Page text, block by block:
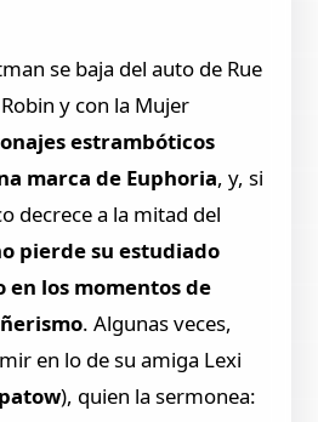
se baja del auto de Rue
y con la Mujer
estrambóticos
marca de Euphoria, y, si
decrece a la mitad del
pierde su estudiado
los momentos de
. Algunas veces,
en lo de su amiga Lexi
), quien la sermonea: